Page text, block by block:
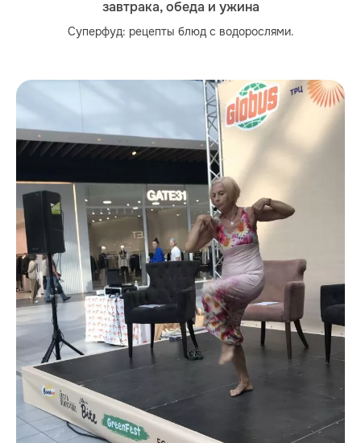
завтрака, обеда и ужина
Суперфуд: рецепты блюд с водорослями.